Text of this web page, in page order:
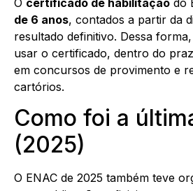
de 6 anos, contados a partir da
resultado definitivo. Dessa
usar o certificado, dentro do
em concursos de provimento e
cartórios.
Como foi a
(2025)
O ENAC de 2025 também teve